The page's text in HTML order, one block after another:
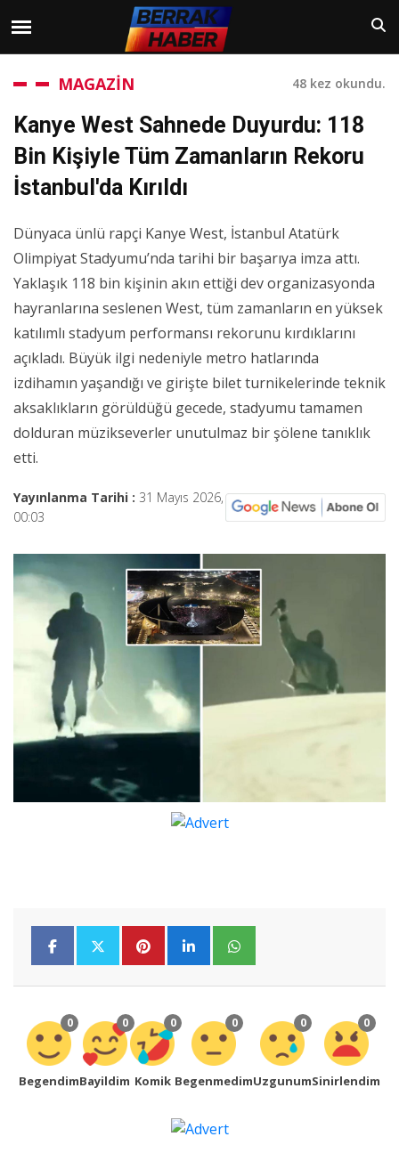
MAGAZİN 48 kez okundu.
Kanye West Sahnede Duyurdu: 118
Bin Kişiyle Tüm Zamanların Rekoru
İstanbul'da Kırıldı
Dünyaca ünlü rapçi Kanye West, İstanbul Atatürk
Olimpiyat Stadyumu’nda tarihi bir başarıya imza attı.
Yaklaşık 118 bin kişinin akın ettiği dev organizasyonda
hayranlarına seslenen West, tüm zamanların en yüksek
katılımlı stadyum performansı rekorunu kırdıklarını
açıkladı. Büyük ilgi nedeniyle metro hatlarında
izdihamın yaşandığı ve girişte bilet turnikelerinde teknik
aksaklıkların görüldüğü gecede, stadyumu tamamen
dolduran müzikseverler unutulmaz bir şölene tanıklık
etti.
Yayınlanma Tarihi : 31 Mayıs 2026,
00:03
0
Begendim
0
Bayildim
0
Komik
0
Begenmedim
0
Uzgunum
0
Sinirlendim